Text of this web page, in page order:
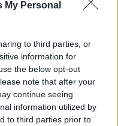
My Personal
to third parties, or
information for
the below opt-out
note that after your
continue seeing
information utilized by
to third parties prior to
με την
ΠΑΠΑΪΩΑΝΝΟΥ
και σεβασμός
νίκες του